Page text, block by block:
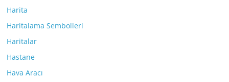
Harita
Haritalama Sembolleri
Haritalar
Hastane
Hava Aracı